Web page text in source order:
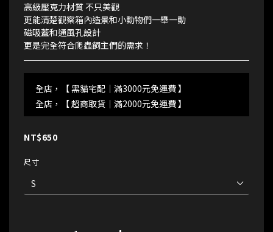
高級壓克力材質 不只美觀
更能清楚觀察箱內造景和小動物們一舉一動
磁吸蓋和通風孔設計
更是完全符合爬蟲飼主們的需求！
全店，【 黑貓宅配｜滿3000元免運費 】
全店，【 超商取貨｜滿2000元免運費 】
NT$650
尺寸